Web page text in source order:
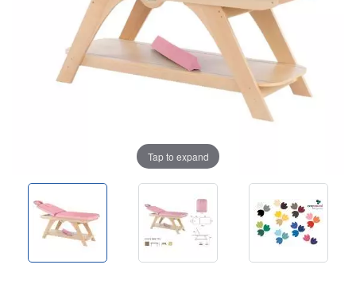
Tap to expand